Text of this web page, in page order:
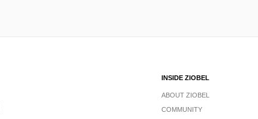
INSIDE ZIOBEL
ABOUT ZIOBEL
COMMUNITY